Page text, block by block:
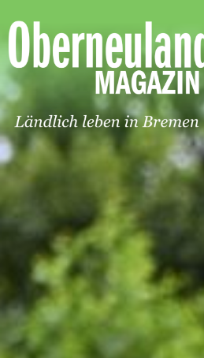
Oberneuland
Magazin